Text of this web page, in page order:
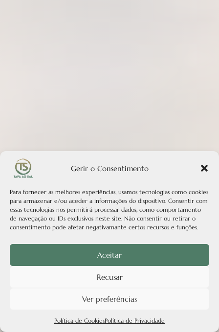
Gerir o Consentimento
Para fornecer as melhores experiências, usamos tecnologias como cookies
para armazenar e/ou aceder a informações do dispositivo. Consentir com
essas tecnologias nos permitirá processar dados, como comportamento
de navegação ou IDs exclusivos neste site. Não consentir ou retirar o
consentimento pode afetar negativamante certos recursos e funções.
Aceitar
Recusar
Ver preferências
Política de CookiesPolítica de Privacidade
Explorar + ×
Guia Algarve
Alugar carro